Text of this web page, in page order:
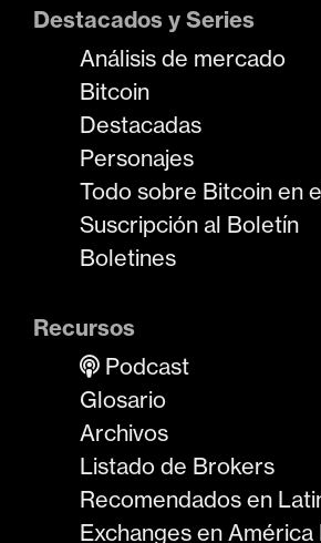
Destacados y Series
Análisis de mercado
Bitcoin
Destacadas
Personajes
Todo sobre Bitcoin en
Suscripción al Boletín
Boletines
Recursos
Podcast
Glosario
Archivos
Listado de Brokers
Recomendados en
Exchanges en América